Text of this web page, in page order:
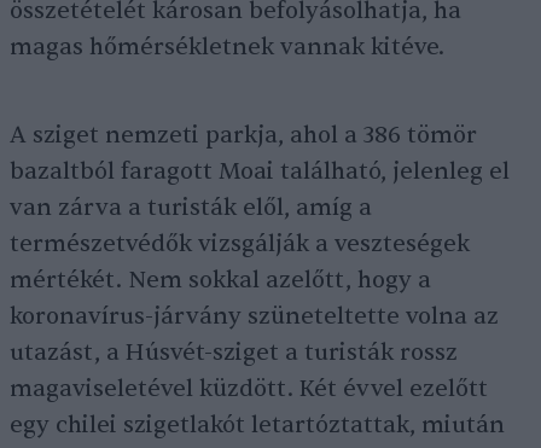
összetételét károsan befolyásolhatja, ha
magas hőmérsékletnek vannak kitéve.
A sziget nemzeti parkja, ahol a 386 tömör
bazaltból faragott Moai található, jelenleg el
van zárva a turisták elől, amíg a
természetvédők vizsgálják a veszteségek
mértékét. Nem sokkal azelőtt, hogy a
koronavírus-járvány szüneteltette volna az
utazást, a Húsvét-sziget a turisták rossz
magaviseletével küzdött. Két évvel ezelőtt
egy chilei szigetlakót letartóztattak, miután